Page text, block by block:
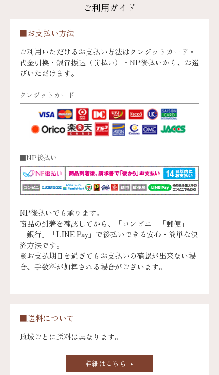
ご利用ガイド
■お支払い方法
ご利用いただけるお支払い方法はクレジットカード・
代金引換・銀行振込（前払い）・NP後払いから、お選
びいただけます。
クレジットカード
■NP後払い
NP後払いでも承ります。
商品の到着を確認してから、「コンビニ」「郵便」
「銀行」「LINE Pay」で後払いできる安心・簡単な決
済方法です。
※お支払期日を過ぎてもお支払いの確認が出来ない場
合、手数料が加算される場合がございます。
■送料について
地域ごとに送料は異なります。
詳細はこちら